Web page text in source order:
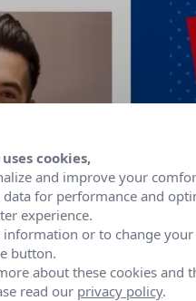
cookies,
and improve your
data for performance and
experience.
information or to change
button.
about these cookies and
read our privacy policy.